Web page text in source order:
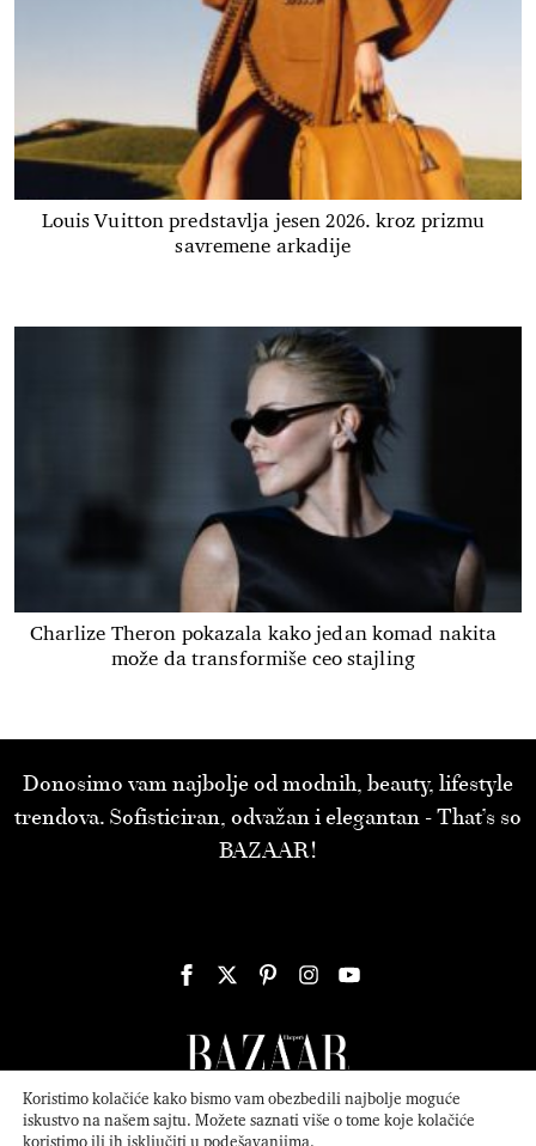
Louis Vuitton predstavlja jesen 2026. kroz prizmu
savremene arkadije
Charlize Theron pokazala kako jedan komad nakita
može da transformiše ceo stajling
Donosimo vam najbolje od modnih, beauty, lifestyle
trendova. Sofisticiran, odvažan i elegantan - That’s so
BAZAAR!
Koristimo kolačiće kako bismo vam obezbedili najbolje moguće
iskustvo na našem sajtu. Možete saznati više o tome koje kolačiće
koristimo ili ih isključiti u podešavanjima.